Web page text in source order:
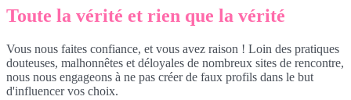
Toute la vérité et rien que la vérité
Vous nous faites confiance, et vous avez raison ! Loin des pratiques
douteuses, malhonnêtes et déloyales de nombreux sites de rencontre,
nous nous engageons à ne pas créer de faux profils dans le but
d'influencer vos choix.